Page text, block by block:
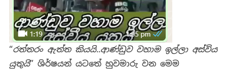
“රත්තරං ඇත්ත කියයි..ආණ්ඩුව වහාම ඉල්ලා අස්විය
යුතුයි” ශිර්ෂයන් යටතේ හුවමාරු වන මෙම